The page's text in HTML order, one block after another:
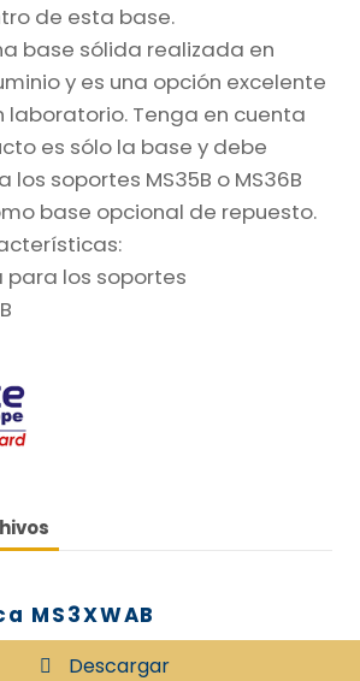
de esta base.
base sólida realizada en
y es una opción excelente
laboratorio. Tenga en cuenta
es sólo la base y debe
los soportes MS35B o MS36B
base opcional de repuesto.
para los soportes
MS3XWAB
Descargar